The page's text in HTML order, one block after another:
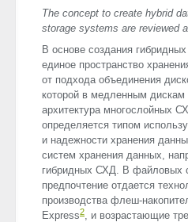
The concept to create hybrid
storage systems are reviewed
В основе создания
единое пространство
от подхода объединения
которой в медленным
архитектура многослойных
определяется типом
и надежности хранения
систем хранения данных,
гибридных СХД. В файловых
предпочтение отдается
производства флеш-
Express2, и возрастающие